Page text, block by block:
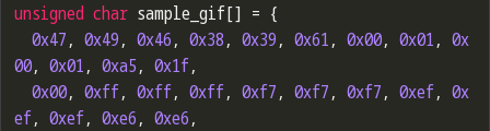
unsigned char sample_gif[] = {
0x47, 0x49, 0x46, 0x38, 0x39, 0x61, 0x00, 0x01, 0x
00, 0x01, 0xa5, 0x1f,
0x00, 0xff, 0xff, 0xff, 0xf7, 0xf7, 0xf7, 0xef, 0x
ef, 0xef, 0xe6, 0xe6,